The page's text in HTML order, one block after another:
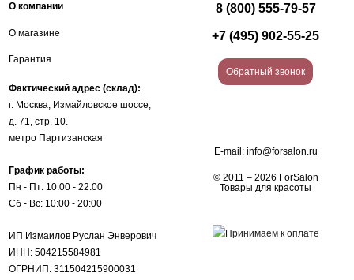
О компании
О магазине
Гарантия
Фактический адрес (склад):
г. Москва, Измайловское шоссе,
д. 71, стр. 10.
метро Партизанская
График работы:
Пн - Пт: 10:00 - 22:00
Сб - Вс: 10:00 - 20:00
ИП Измаилов Руслан Энверович
ИНН: 504215584981
ОГРНИП: 311504215900031
8 (800) 555-79-57
+7 (495) 902-55-25
Обратный звонок
E-mail: info@forsalon.ru
© 2011 – 2026 ForSalon
Товары для красоты